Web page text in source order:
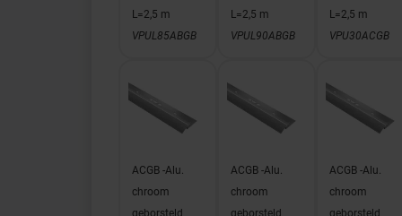
L=2,5 m
VPUL85ABGB
L=2,5 m
VPUL90ABGB
L=2,5 m
VPU30ACGB
ACGB -Alu.
chroom
geborsteld
ACGB -Alu.
chroom
geborsteld
ACGB -Alu.
chroom
geborsteld